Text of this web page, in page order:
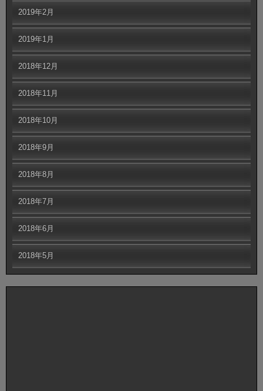
2019年2月
2019年1月
2018年12月
2018年11月
2018年10月
2018年9月
2018年8月
2018年7月
2018年6月
2018年5月